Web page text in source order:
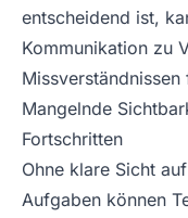
entscheidend ist,
Kommunikation zu
Missverständnissen
Mangelnde
Fortschritten
Ohne klare Sicht
Aufgaben können